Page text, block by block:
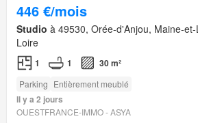
446 €/mois
Studio à 49530, Orée-d'Anjou, Maine-
Loire
1 1 30 m²
Parking Entièrement meublé
Il y a 2 jours
OUESTFRANCE-IMMO - ASYA